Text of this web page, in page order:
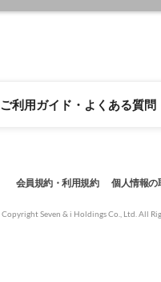
ご利用ガイド・よくある質問
会員規約・利用規約 個人情報の
Copyright Seven & i Holdings Co., Ltd. All